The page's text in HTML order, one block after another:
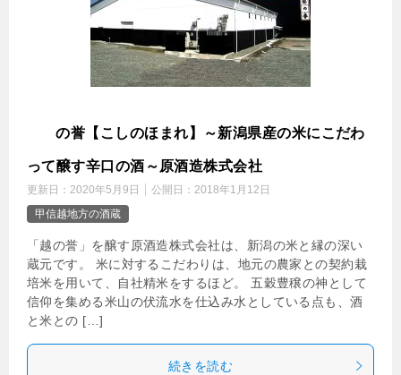
越の誉【こしのほまれ】～新潟県産の米にこだわ
って醸す辛口の酒～原酒造株式会社
更新日： 2020年5月9日 公開日： 2018年1月12日
甲信越地方の酒蔵
「越の誉」を醸す原酒造株式会社は、新潟の米と縁の深い
蔵元です。 米に対するこだわりは、地元の農家との契約栽
培米を用いて、自社精米をするほど。 五穀豊穣の神として
信仰を集める米山の伏流水を仕込み水としている点も、酒
と米との […]
続きを読む